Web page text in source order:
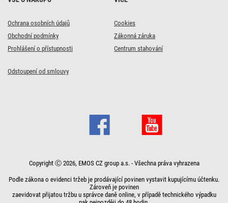
Ochrana osobních údajů
Obchodní podmínky
Prohlášení o přístupnosti
Cookies
Zákonná záruka
Centrum stahování
Odstoupení od smlouvy
Copyright Ⓒ 2026, EMOS CZ group a.s. - Všechna práva vyhrazena
Podle zákona o evidenci tržeb je prodávající povinen vystavit kupujícímu účtenku.
Zároveň je povinen
zaevidovat přijatou tržbu u správce daně online, v případě technického výpadku